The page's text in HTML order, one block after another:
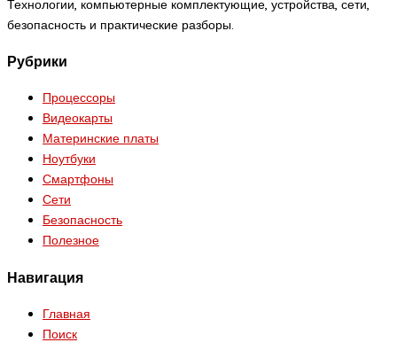
Технологии, компьютерные комплектующие, устройства, сети,
безопасность и практические разборы.
Рубрики
Процессоры
Видеокарты
Материнские платы
Ноутбуки
Смартфоны
Сети
Безопасность
Полезное
Навигация
Главная
Поиск